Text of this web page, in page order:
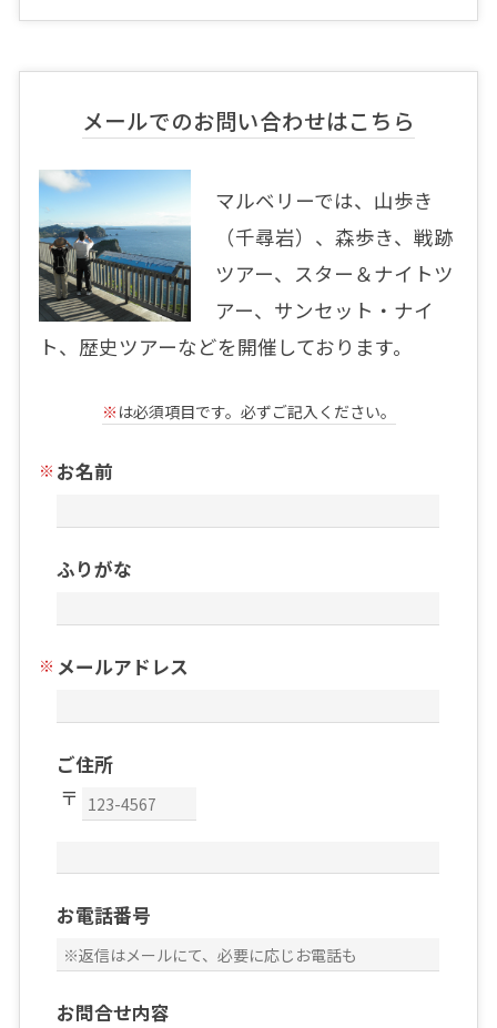
メールでのお問い合わせはこちら
マルベリーでは、山歩き
（千尋岩）、森歩き、戦跡
ツアー、スター＆ナイトツ
アー、サンセット・ナイ
ト、歴史ツアーなどを開催しております。
※ は必須項目です。必ずご記入ください。
お名前
ふりがな
メールアドレス
ご住所
お電話番号
お問合せ内容